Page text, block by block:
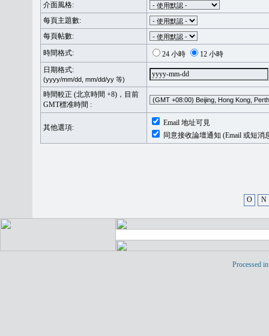
介面風格:
每頁主題數:
每頁帖數:
時間格式:
24 小時
12 小時
日期格式:
(yyyy/mm/dd, mm/dd/yy 等)
時間較正 (北京時間 +8)，目前
GMT標准時間 :
其他選項:
Email 地址可見
同意接收論壇通知 (Email 或短消
O N
Processed